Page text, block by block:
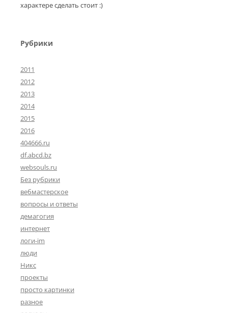
характере сделать стоит :)
Рубрики
2011
2012
2013
2014
2015
2016
404666.ru
df.abcd.bz
websouls.ru
Без рубрики
вебмастерское
вопросы и ответы
демагогия
интернет
логи-im
люди
Никс
проекты
просто картинки
разное